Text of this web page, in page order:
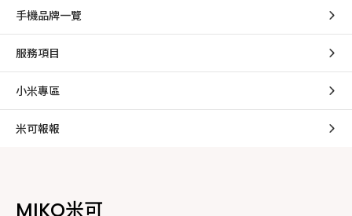
手機品牌一覽
服務項目
小米專區
米可報報
MIKO米可